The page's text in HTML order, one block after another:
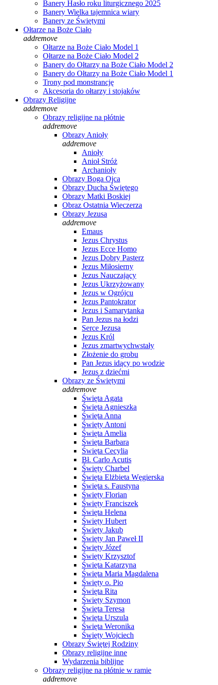
Banery Hasło roku liturgicznego 2025
Banery Wielka tajemnica wiary
Banery ze Świętymi
Ołtarze na Boże Ciało
addremove
Ołtarze na Boże Ciało Model 1
Ołtarze na Boże Ciało Model 2
Banery do Ołtarzy na Boże Ciało Model 2
Banery do Ołtarzy na Boże Ciało Model 1
Trony pod monstrancję
Akcesoria do ołtarzy i stojaków
Obrazy Religijne
addremove
Obrazy religijne na płótnie
addremove
Obrazy Anioły
addremove
Anioły
Anioł Stróż
Archanioły
Obrazy Boga Ojca
Obrazy Ducha Świętego
Obrazy Matki Boskiej
Obraz Ostatnia Wieczerza
Obrazy Jezusa
addremove
Emaus
Jezus Chrystus
Jezus Ecce Homo
Jezus Dobry Pasterz
Jezus Miłosierny
Jezus Nauczający
Jezus Ukrzyżowany
Jezus w Ogrójcu
Jezus Pantokrator
Jezus i Samarytanka
Pan Jezus na łodzi
Serce Jezusa
Jezus Król
Jezus zmartwychwstały
Złożenie do grobu
Pan Jezus idący po wodzie
Jezus z dziećmi
Obrazy ze Świętymi
addremove
Święta Agata
Święta Agnieszka
Święta Anna
Święty Antoni
Święta Amelia
Święta Barbara
Święta Cecylia
Bł. Carlo Acutis
Święty Charbel
Święta Elżbieta Węgierska
Święta s. Faustyna
Święty Florian
Święty Franciszek
Święta Helena
Święty Hubert
Święty Jakub
Święty Jan Paweł II
Święty Józef
Święty Krzysztof
Święta Katarzyna
Święta Maria Magdalena
Święty o. Pio
Święta Rita
Święty Szymon
Święta Teresa
Święta Urszula
Święta Weronika
Święty Wojciech
Obrazy Świętej Rodziny
Obrazy religijne inne
Wydarzenia biblijne
Obrazy religijne na płótnie w ramie
addremove